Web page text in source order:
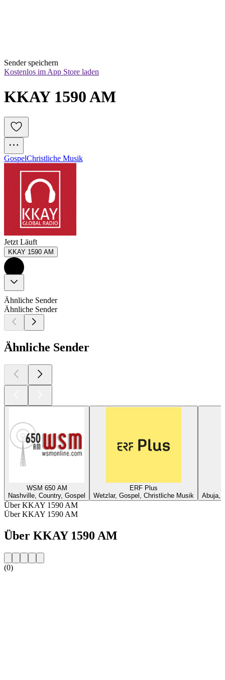
Sender speichern
Kostenlos im App Store laden
KKAY 1590 AM
GospelChristliche Musik
Jetzt Läuft
KKAY 1590 AM
Ähnliche Sender
Ähnliche Sender
Ähnliche Sender
WSM 650 AM
Nashville, Country, Gospel
ERF Plus
Wetzlar, Gospel, Christliche Musik
Abuja,
Über KKAY 1590 AM
Über KKAY 1590 AM
Über KKAY 1590 AM
(0)